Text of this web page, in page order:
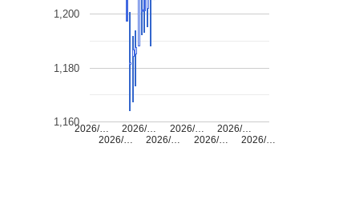
2026/…
2026/…
2026/…
2026/…
2026/…
2026/…
2026/…
2026/…
1,160
1,180
1,200